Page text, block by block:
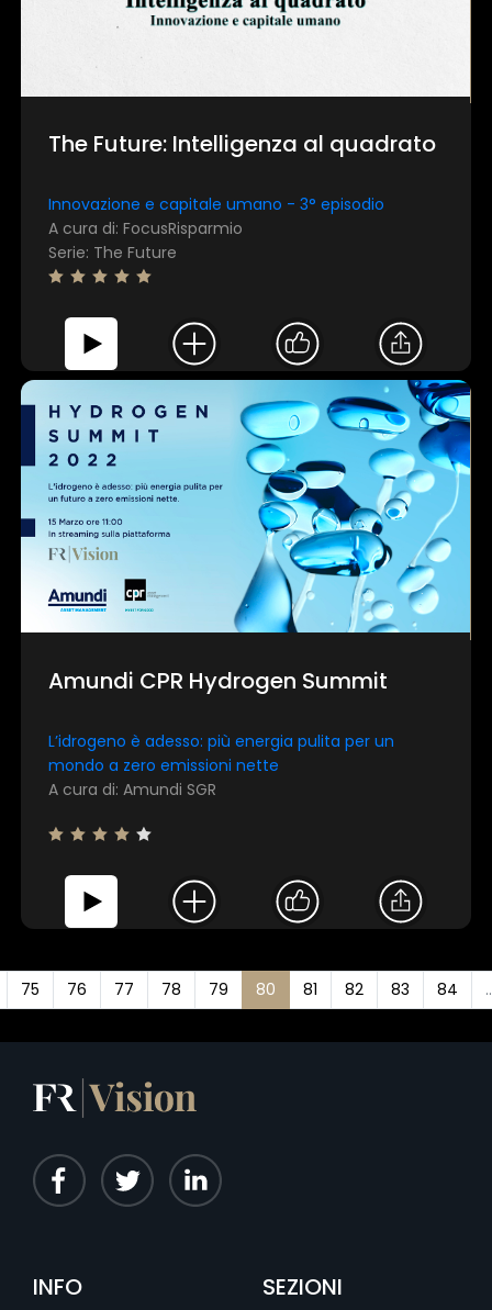
The Future: Intelligenza al quadrato
Innovazione e capitale umano - 3° episodio
A cura di: FocusRisparmio
Serie: The Future
Amundi CPR Hydrogen Summit
L’idrogeno è adesso: più energia pulita per un
mondo a zero emissioni nette
A cura di: Amundi SGR
75 76 77 78 79 80 81 82 83 84
INFO SEZIONI